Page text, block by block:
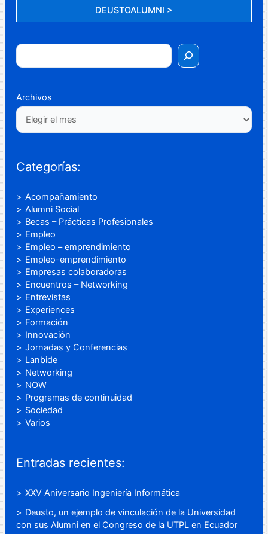
DEUSTOALUMNI >
Archivos
Categorías:
Acompañamiento
Alumni Social
Becas – Prácticas Profesionales
Empleo
Empleo – emprendimiento
Empleo-emprendimiento
Empresas colaboradoras
Encuentros – Networking
Entrevistas
Experiences
Formación
Innovación
Jornadas y Conferencias
Lanbide
Networking
NOW
Programas de continuidad
Sociedad
Varios
Entradas recientes:
XXV Aniversario Ingeniería Informática
Deusto, un ejemplo de vinculación de la Universidad
con sus Alumni en el Congreso de la UTPL en Ecuador